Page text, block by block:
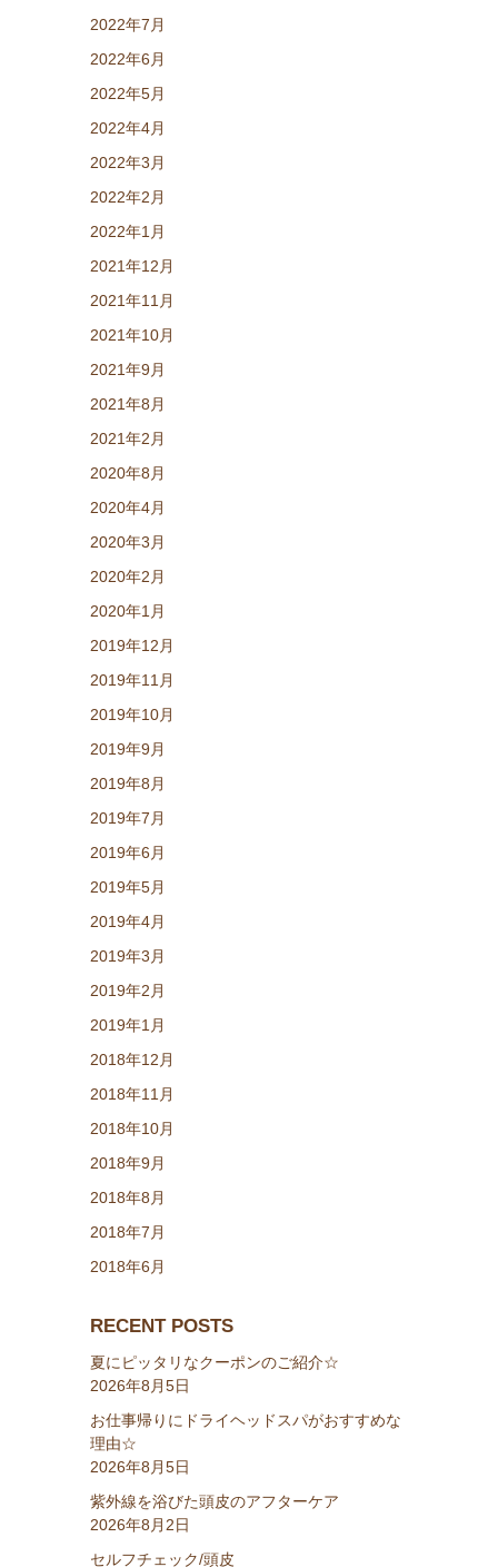
2022年7月
2022年6月
2022年5月
2022年4月
2022年3月
2022年2月
2022年1月
2021年12月
2021年11月
2021年10月
2021年9月
2021年8月
2021年2月
2020年8月
2020年4月
2020年3月
2020年2月
2020年1月
2019年12月
2019年11月
2019年10月
2019年9月
2019年8月
2019年7月
2019年6月
2019年5月
2019年4月
2019年3月
2019年2月
2019年1月
2018年12月
2018年11月
2018年10月
2018年9月
2018年8月
2018年7月
2018年6月
RECENT POSTS
夏にピッタリなクーポンのご紹介☆
2026年8月5日
お仕事帰りにドライヘッドスパがおすすめな
理由☆
2026年8月5日
紫外線を浴びた頭皮のアフターケア
2026年8月2日
セルフチェック/頭皮